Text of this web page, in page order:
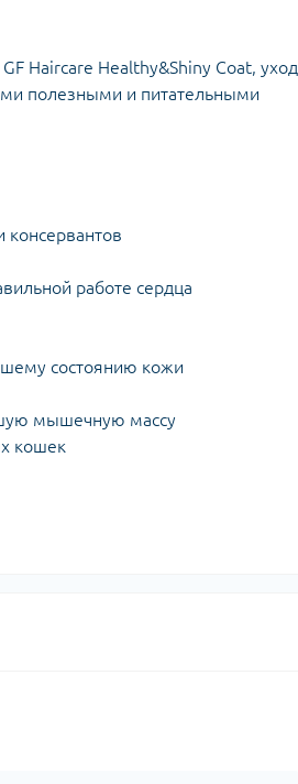
Haircare Healthy&Shiny Coat, уход
полезными и питательными
консервантов
работе сердца
состоянию кожи
мышечную массу
кошек